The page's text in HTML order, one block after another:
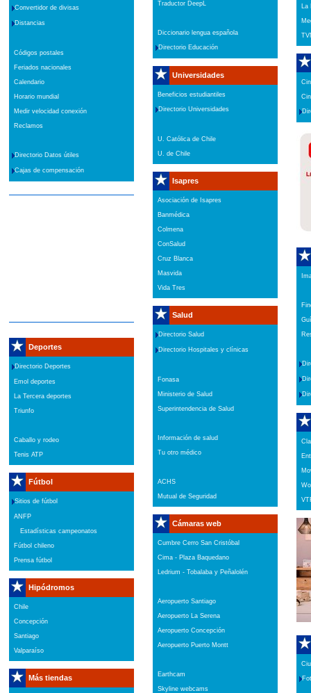
Convertidor de divisas
Distancias
Códigos postales
Feriados nacionales
Calendario
Horario mundial
Medir velocidad conexión
Reclamos
Directorio Datos útiles
Cajas de compensación
Deportes
Directorio Deportes
Emol deportes
La Tercera deportes
Triunfo
Caballo y rodeo
Tenis ATP
Fútbol
Sitios de fútbol
ANFP
Estadísticas campeonatos
Fútbol chileno
Prensa fútbol
Hipódromos
Chile
Concepción
Santiago
Valparaíso
Más tiendas
Traductor DeepL
Diccionario lengua española
Directorio Educación
Universidades
Beneficios estudiantiles
Directorio Universidades
U. Católica de Chile
U. de Chile
Isapres
Asociación de Isapres
Banmédica
Colmena
ConSalud
Cruz Blanca
Masvida
Vida Tres
Salud
Directorio Salud
Directorio Hospitales y clínicas
Fonasa
Ministerio de Salud
Superintendencia de Salud
Información de salud
Tu otro médico
ACHS
Mutual de Seguridad
Cámaras web
Cumbre Cerro San Cristóbal
Cima - Plaza Baquedano
Ledrium - Tobalaba y Peñalolén
Aeropuerto Santiago
Aeropuerto La Serena
Aeropuerto Concepción
Aeropuerto Puerto Montt
Earthcam
Skyline webcams
La